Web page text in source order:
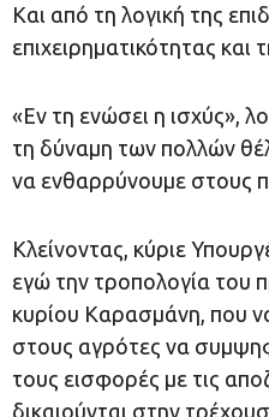
Και από τη λογική της
επιχειρηματικότητας
«Εν τη ενώσει η ισχύς»,
τη δύναμη των πολλών
να ενθαρρύνουμε στους
Κλείνοντας, κύριε
εγώ την τροπολογία του
κυρίου Καρασμάνη, που
στους αγρότες να
τους εισφορές με τις
δικαιούνται στην